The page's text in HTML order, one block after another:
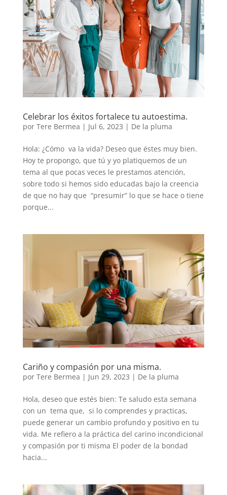
Celebrar los éxitos fortalece tu autoestima.
por Tere Bermea | Jul 6, 2023 | De la pluma
Hola: ¿Cómo va la vida? Deseo que éstes muy bien.
Hoy te propongo, que tú y yo platiquemos de un
tema al que pocas veces le prestamos atención,
sobre todo si hemos sido educadas bajo la creencia
de que no hay que “presumir” lo que se hace o tiene
porque...
Cariño y compasión por una misma.
por Tere Bermea | Jun 29, 2023 | De la pluma
Hola, deseo que estés bien: Te saludo esta semana
con un tema que, si lo comprendes y practicas,
puede generar un cambio profundo y positivo en tu
vida. Me refiero a la práctica del carino incondicional
y compasión por ti misma El poder de la bondad
hacia...